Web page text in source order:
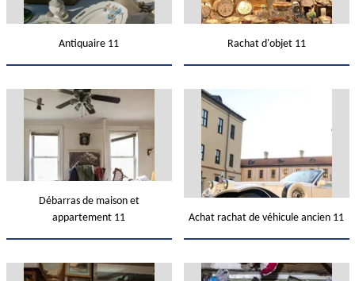
Antiquaire 11 Rachat d'objet 11
Débarras de maison et
appartement 11
Achat rachat de véhicule ancien 11